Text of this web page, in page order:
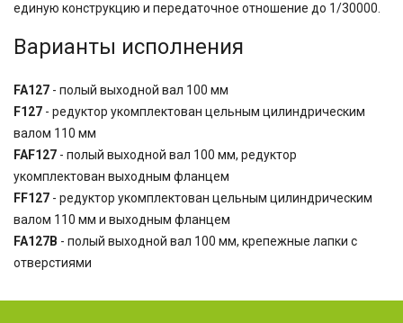
единую конструкцию и передаточное отношение до 1/30000.
Варианты исполнения
FA127 - полый выходной вал 100 мм
F127 - редуктор укомплектован цельным цилиндрическим
валом 110 мм
FAF127 - полый выходной вал 100 мм, редуктор
укомплектован выходным фланцем
FF127 - редуктор укомплектован цельным цилиндрическим
валом 110 мм и выходным фланцем
FA127B - полый выходной вал 100 мм, крепежные лапки с
отверстиями